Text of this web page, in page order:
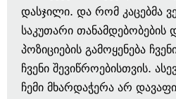
დასჯილი. და რომ კაცებმა
საკუთარი
პოზიციების გამოყენება
ჩვენი შევიწროებისთვის.
ჩემი მხარდაჭერა არ